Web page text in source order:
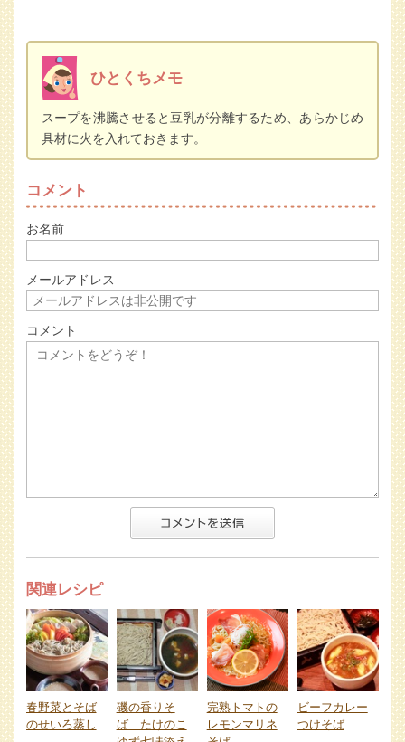
ひとくちメモ
スープを沸騰させると豆乳が分離するため、あらかじめ
具材に火を入れておきます。
コメント
お名前
メールアドレス
コメント
関連レシピ
春野菜とそば
のせいろ蒸し
磯の香りそ
ば たけのこ
完熟トマトの
レモンマリネ
ビーフカレー
つけそば